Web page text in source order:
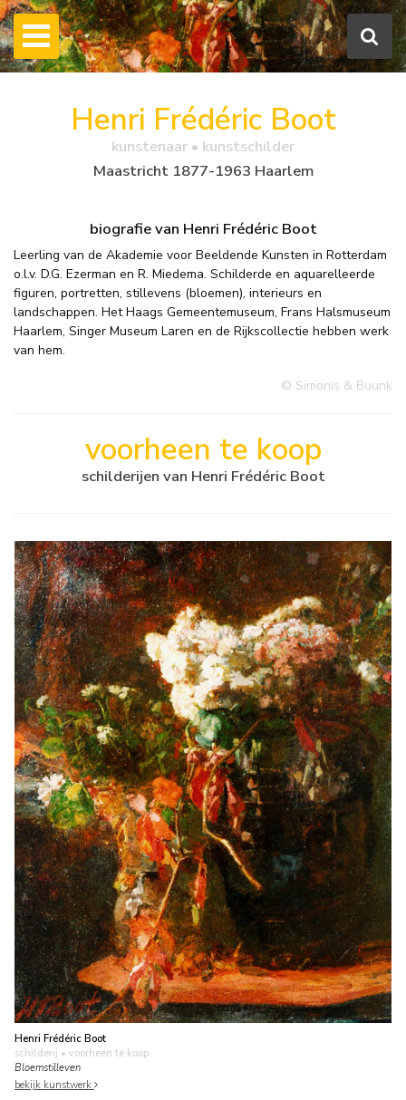
Henri Frédéric Boot
kunstenaar • kunstschilder
Maastricht 1877-1963 Haarlem
biografie van Henri Frédéric Boot
Leerling van de Akademie voor Beeldende Kunsten in Rotterdam
o.l.v. D.G. Ezerman en R. Miedema. Schilderde en aquarelleerde
figuren, portretten, stillevens (bloemen), interieurs en
landschappen. Het Haags Gemeentemuseum, Frans Halsmuseum
Haarlem, Singer Museum Laren en de Rijkscollectie hebben werk
van hem.
© Simonis & Buunk
voorheen te koop
schilderijen van Henri Frédéric Boot
Henri Frédéric Boot
schilderij • voorheen te koop
Bloemstilleven
bekijk kunstwerk